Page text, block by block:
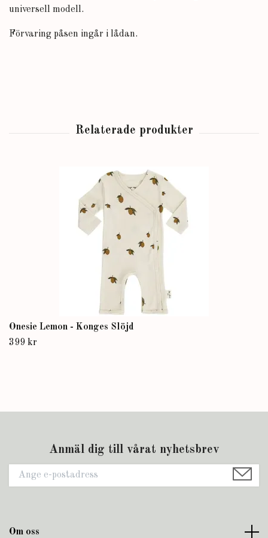
universell modell.
Förvaring påsen ingår i lådan.
Onesie Lemon - Konges Slöjd
399 kr
Anmäl dig till vårat nyhetsbrev
Om oss